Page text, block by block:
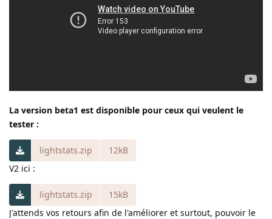
La version beta1 est disponible pour ceux qui veulent le
tester :
lightstats.zip
12kB
V2 ici :
lightstats.zip
15kB
J'attends vos retours afin de l'améliorer et surtout, pouvoir le